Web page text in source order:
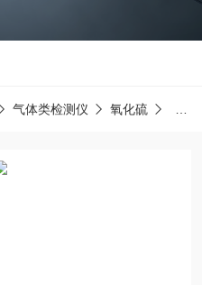
气体类检测仪 氧化硫